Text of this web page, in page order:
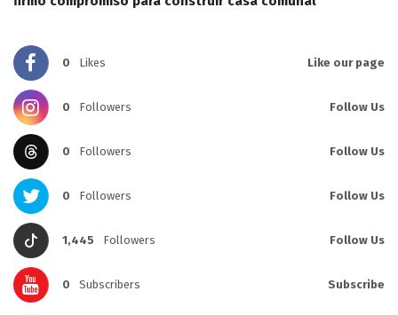
0 Likes Like our page
0 Followers Follow Us
0 Followers Follow Us
0 Followers Follow Us
1,445 Followers Follow Us
0 Subscribers Subscribe